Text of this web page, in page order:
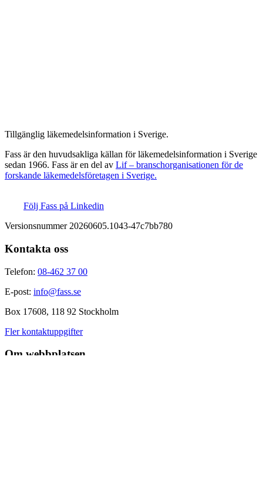
Tillgänglig läkemedelsinformation i Sverige.
Fass är den huvudsakliga källan för läkemedelsinformation i Sverige
sedan 1966. Fass är en del av Lif – branschorganisationen för de
forskande läkemedelsföretagen i Sverige.
Följ Fass på Linkedin
Versionsnummer 20260605.1043-47c7bb780
Kontakta oss
Telefon: 08-462 37 00
E-post: info@fass.se
Box 17608, 118 92 Stockholm
Fler kontaktuppgifter
Om webbplatsen